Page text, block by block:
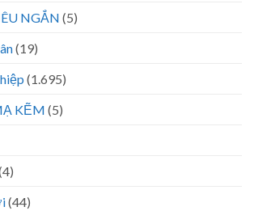
NGẮN (5)
(19)
(1.695)
KẼM (5)
(44)